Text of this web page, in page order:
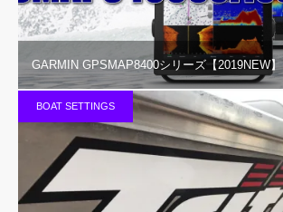
GARMIN GPSMAP8400シリーズ【2019NEW】
BOAT SETTINGS